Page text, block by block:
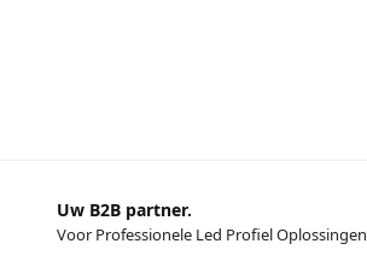
Uw B2B partner.
Voor Professionele Led Profiel Oplossingen